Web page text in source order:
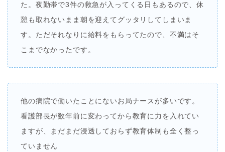
た。夜勤帯で3件の救急が入ってくる日もあるので、休
憩も取れないまま朝を迎えてグッタリしてしまいま
す。ただそれなりに給料をもらってたので、不満はそ
こまでなかったです。
他の病院で働いたことにないお局ナースが多いです。
看護部長が数年前に変わってから教育に力を入れてい
ますが、まだまだ浸透しておらず教育体制も全く整っ
ていません